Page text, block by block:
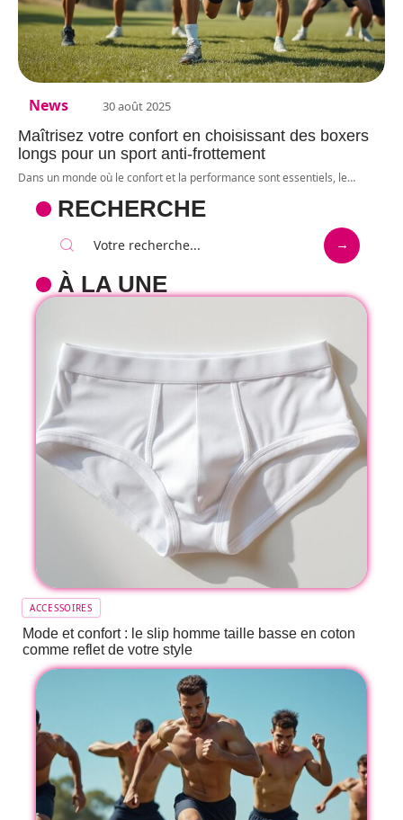
News 30 août 2025
Maîtrisez votre confort en choisissant des boxers
longs pour un sport anti-frottement
Dans un monde où le confort et la performance sont essentiels, le…
RECHERCHE
À LA UNE
ACCESSOIRES
Mode et confort : le slip homme taille basse en coton
comme reflet de votre style